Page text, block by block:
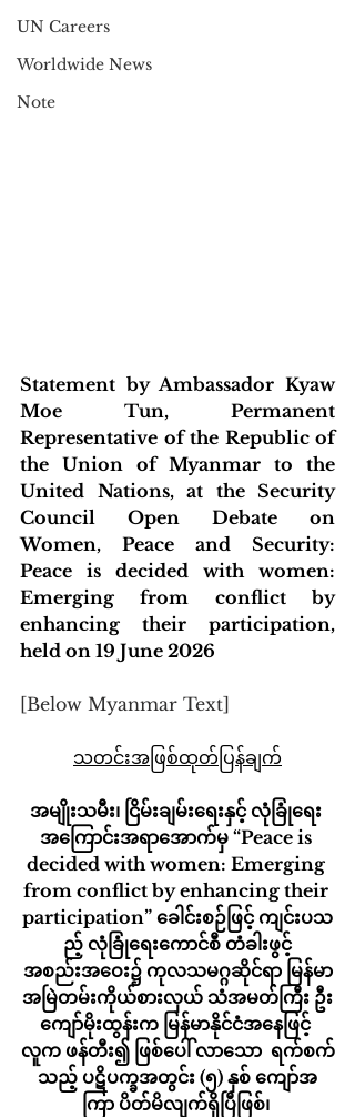
UN Careers
Worldwide News
Note
Statement by Ambassador Kyaw
Moe Tun, Permanent
Representative of the Republic of
the Union of Myanmar to the
United Nations, at the Security
Council Open Debate on
Women, Peace and Security:
Peace is decided with women:
Emerging from conflict by
enhancing their participation,
held on 19 June 2026
[Below Myanmar Text]
သတင်းအဖြစ်ထုတ်ပြန်ချက်
အမျိုးသမီး၊ ငြိမ်းချမ်းရေးနှင့် လုံခြုံရေး
အကြောင်းအရာအောက်မှ “Peace is
decided with women: Emerging
from conflict by enhancing their
participation” ခေါင်းစဉ်ဖြင့် ကျင်းပသ
ည့် လုံခြုံရေးကောင်စီ တံခါးဖွင့်
အစည်းအဝေး၌ ကုလသမဂ္ဂဆိုင်ရာ မြန်မာ
အမြဲတမ်းကိုယ်စားလှယ် သံအမတ်ကြီး ဦး
ကျော်မိုးထွန်းက မြန်မာနိုင်ငံအနေဖြင့်
လူက ဖန်တီး၍ ဖြစ်ပေါ် လာသော  ရက်စက်
သည့် ပဋိပက္ခအတွင်း (၅) နှစ် ကျော်အ
ကြာ ပိတ်မိလျက်ရှိပြီဖြစ်၊